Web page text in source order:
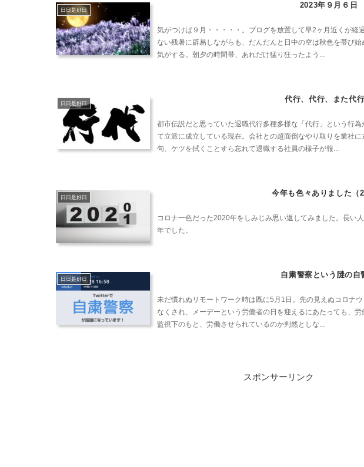
日日是好日
2023年９月６日
気がつけば９月・・・・・。ブログを放置して早2ヶ月近くが経
ない残暑に辟易しながらも、だんだんと日中の空は秋色を帯び
気がする。朝夕の時間帯、あれだけ猛り狂ったよう...
日日是好日
代行、代行、また代行
都市伝説だと思っていた退職代行多種多様な「代行」という行
て立派に成立している現在。会社との超面倒なやり取りを業社
句、ケツを拭くことすら忘れて退職する社員の様子が報...
日日是好日
今年も色々ありました（
コロナ一色だった2020年をしみじみ思い返してみました。長い
年でした。
日日是好日
自粛警察という謎の自
未だ慣れぬリモートワーク時は既に5月1日。先の見えぬコロナ
なくされ、メーデーという労働者の日を迎えるにあたっても、
監視下のもと、労働させられているのか判然としな...
スポンサーリンク